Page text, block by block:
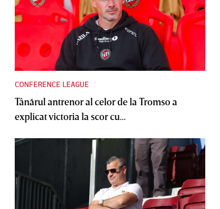
CONFERENCE LEAGUE
Tânărul antrenor al celor de la Tromso a
explicat victoria la scor cu...